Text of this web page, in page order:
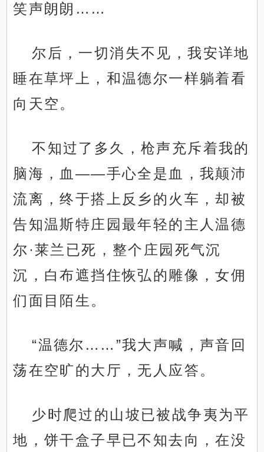
笑声朗朗……
尔后，一切消失不见，我安详地
睡在草坪上，和温德尔一样躺着看
向天空。
不知过了多久，枪声充斥着我的
脑海，血——手心全是血，我颠沛
流离，终于搭上反乡的火车，却被
告知温斯特庄园最年轻的主人温德
尔·莱兰已死，整个庄园死气沉
沉，白布遮挡住恢弘的雕像，女佣
们面目陌生。
“温德尔……”我大声喊，声音回
荡在空旷的大厅，无人应答。
少时爬过的山坡已被战争夷为平
地，饼干盒子早已不知去向，在没